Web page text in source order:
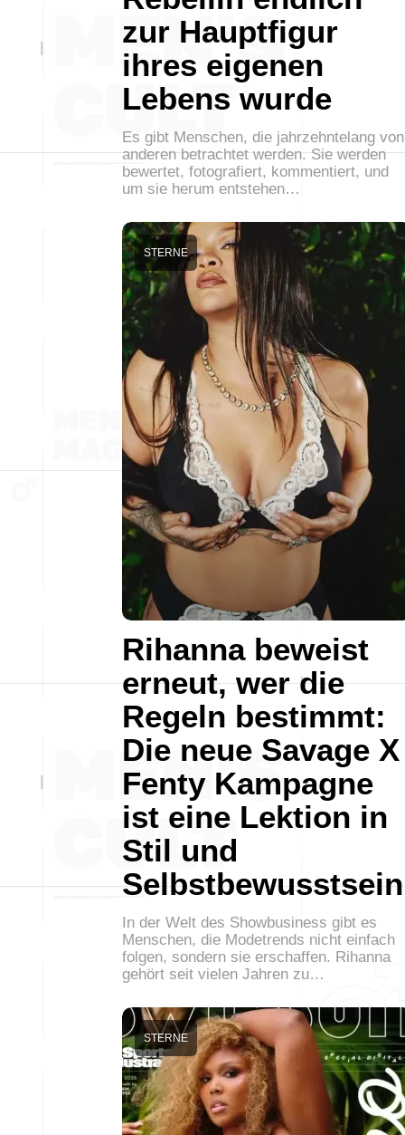
zur Hauptfigur
ihres eigenen
Lebens wurde
Es gibt Menschen, die jahrzehntelang von
anderen betrachtet werden. Sie werden
bewertet, fotografiert, kommentiert, und
um sie herum entstehen…
Rihanna beweist
erneut, wer die
Regeln bestimmt:
Die neue Savage X
Fenty Kampagne
ist eine Lektion in
Stil und
Selbstbewusstsein
STERNE
In der Welt des Showbusiness gibt es
Menschen, die Modetrends nicht einfach
folgen, sondern sie erschaffen. Rihanna
gehört seit vielen Jahren zu…
STERNE